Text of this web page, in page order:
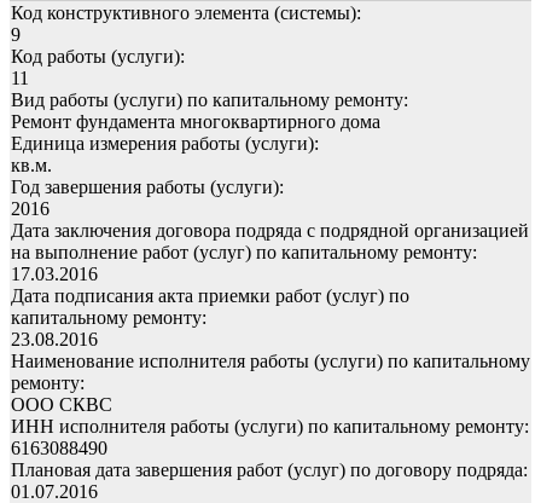
Код конструктивного элемента (системы):
9
Код работы (услуги):
11
Вид работы (услуги) по капитальному ремонту:
Ремонт фундамента многоквартирного дома
Единица измерения работы (услуги):
кв.м.
Год завершения работы (услуги):
2016
Дата заключения договора подряда с подрядной организацией
на выполнение работ (услуг) по капитальному ремонту:
17.03.2016
Дата подписания акта приемки работ (услуг) по
капитальному ремонту:
23.08.2016
Наименование исполнителя работы (услуги) по капитальному
ремонту:
ООО СКВС
ИНН исполнителя работы (услуги) по капитальному ремонту:
6163088490
Плановая дата завершения работ (услуг) по договору подряда:
01.07.2016